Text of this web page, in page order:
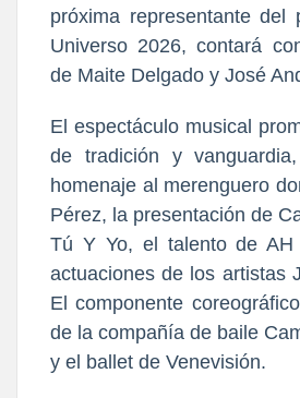
próxima representante
Universo 2026, contará
de Maite Delgado y José
El espectáculo musical
de tradición y
homenaje al merenguero
Pérez, la presentación de
Tú Y Yo, el talento de
actuaciones de los artistas
El componente
de la compañía de baile
y el ballet de Venevisión.